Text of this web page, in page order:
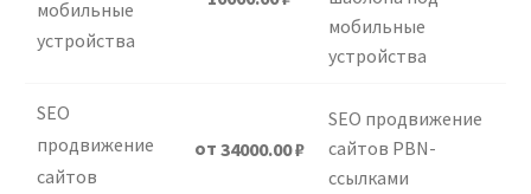
мобильные
устройства
мобильные
устройства
SEO
продвижение
сайтов
от 34000.00₽
SEO продвижение
сайтов PBN-
ссылками